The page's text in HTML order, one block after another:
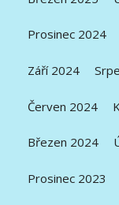
Prosinec 2024
Září 2024
Červen 2024
Březen 2024
Prosinec 2023